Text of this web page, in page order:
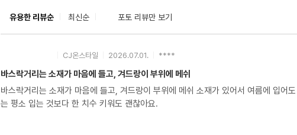
유용한 리뷰순 최신순 포토 리뷰만 보기
CJ온스타일 2026.07.01. ****
바스락거리는 소재가 마음에 들고, 겨드랑이 부위에 메쉬
바스락거리는 소재가 마음에 들고, 겨드랑이 부위에 메쉬 소재가 있어서 여름에 입어
는 평소 입는 것보다 한 치수 키워도 괜찮아요.